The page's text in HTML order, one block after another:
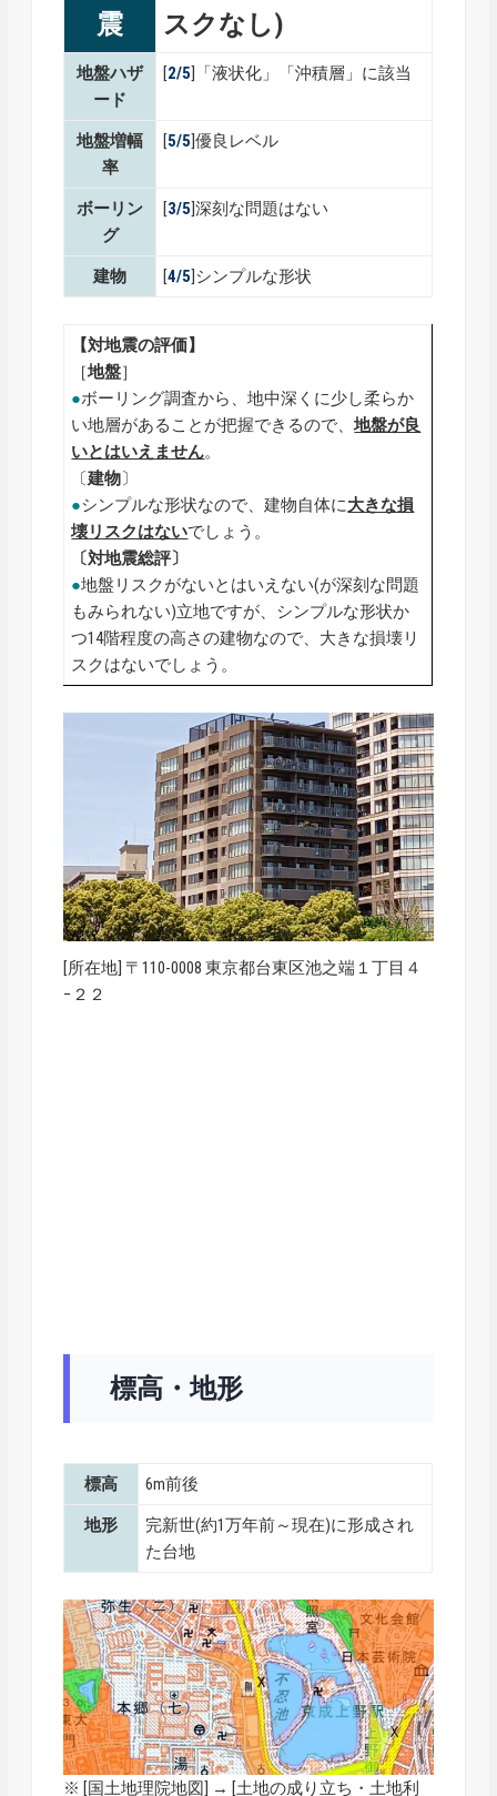
震
スクなし)
地盤ハザ
ード
[2/5]「液状化」「沖積層」に該当
地盤増幅
率
[5/5]優良レベル
ボーリン
グ
[3/5]深刻な問題はない
建物 [4/5]シンプルな形状
【対地震の評価】
［地盤］
●ボーリング調査から、地中深くに少し柔らか
い地層があることが把握できるので、地盤が良
いとはいえません。
〔建物〕
●シンプルな形状なので、建物自体に大きな損
壊リスクはないでしょう。
〔対地震総評〕
●地盤リスクがないとはいえない(が深刻な問題
もみられない)立地ですが、シンプルな形状か
つ14階程度の高さの建物なので、大きな損壊リ
スクはないでしょう。
[所在地] 〒110-0008 東京都台東区池之端１丁目４
−２２
標高・地形
標高 6m前後
地形
完新世(約1万年前～現在)に形成され
た台地
※ [国土地理院地図] → [土地の成り立ち・土地利